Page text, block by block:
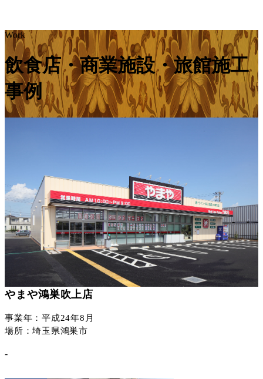
Work
飲食店・商業施設・旅館施工
事例
やまや鴻巣吹上店
事業年：平成24年8月
場所：埼玉県鴻巣市
-